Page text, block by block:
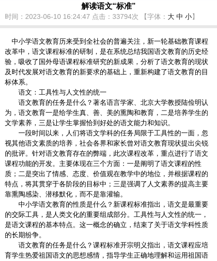
解读语文“标准”
时间：2023-06-10 16:24:47 点击： 33794次 【字体： 大 中 小】
中小学语文教育历来受到全社会的普遍关注，新一轮基础教育课程
改革中，语文课程标准的研制，是在系统总结我国语文教育的历史经
验，吸收了国外母语课程标准研究的新成果，分析了语文教育的现状
及时代发展对语文教育的新要求的基础上，重新构建了语文教育的目
标体系。
语文：工具性与人文性的统一
语文教育的任务是什么？著名语言学家、北京大学教授陆俭明认
为，语文教育一是给学生真、善、美的熏陶和教育，二是培养学生的
文学素养，三是让学生掌握恰到好处的语文能力和知识。
一段时间以来，人们将语文学科的任务局限于工具性的一面，忽
视其他语文素质的培养，社会各界和家长曾对语文教育现状提出尖锐
的批评。针对语文教育存在的弊端，此次课程改革，重点进行了语文
课程功能的开发。主要体现在三个方面：一是阐明了语文课程的性
质；二是突出了情感、态度、价值观在教学中的地位，并根据课程的
特点，将其贯穿于各阶段的目标中；三是强调了人文素养的提高主要
靠熏陶感染、潜移默化，而不是靠灌输。
中小学语文教育的性质是什么？新课程标准指出，语文是最重要
的交际工具，是人类文化的重要组成部分。工具性与人文性的统一，
是语文课程的基本特点。这一概念的确立，结束了关于语文学科性质
的长期纷争。
语文教育的任务是什么？课程标准开宗明义指出，语文课程应培
育学生热爱祖国语文的思想感情，指导学生正确地理解和运用祖国语